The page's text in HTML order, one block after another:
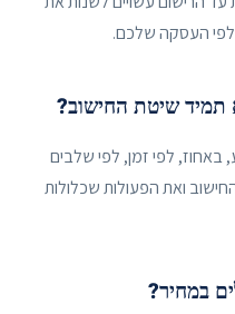
העסקה שלכם.
תמיד שיטת החישוב?
באחוז, לפי זמן, לפי שלבים
ואת הפעולות שכלולות
במחיר?